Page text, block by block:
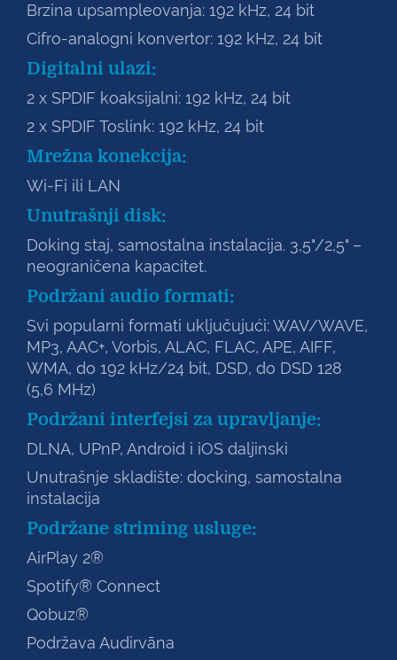
Brzina upsampleovanja: 192 kHz, 24 bit
Cifro-analogni konvertor: 192 kHz, 24 bit
Digitalni ulazi:
2 x SPDIF koaksijalni: 192 kHz, 24 bit
2 x SPDIF Toslink: 192 kHz, 24 bit
Mrežna konekcija:
Wi-Fi ili LAN
Unutrašnji disk:
Doking staj, samostalna instalacija. 3,5"/2,5" –
neograničena kapacitet.
Podržani audio formati:
Svi popularni formati uključujući: WAV/WAVE,
MP3, AAC+, Vorbis, ALAC, FLAC, APE, AIFF,
WMA, do 192 kHz/24 bit, DSD, do DSD 128
(5,6 MHz)
Podržani interfejsi za upravljanje:
DLNA, UPnP, Android i iOS daljinski
Unutrašnje skladište: docking, samostalna
instalacija
Podržane striming usluge:
AirPlay 2®
Spotify® Connect
Qobuz®
Podržava Audirvāna